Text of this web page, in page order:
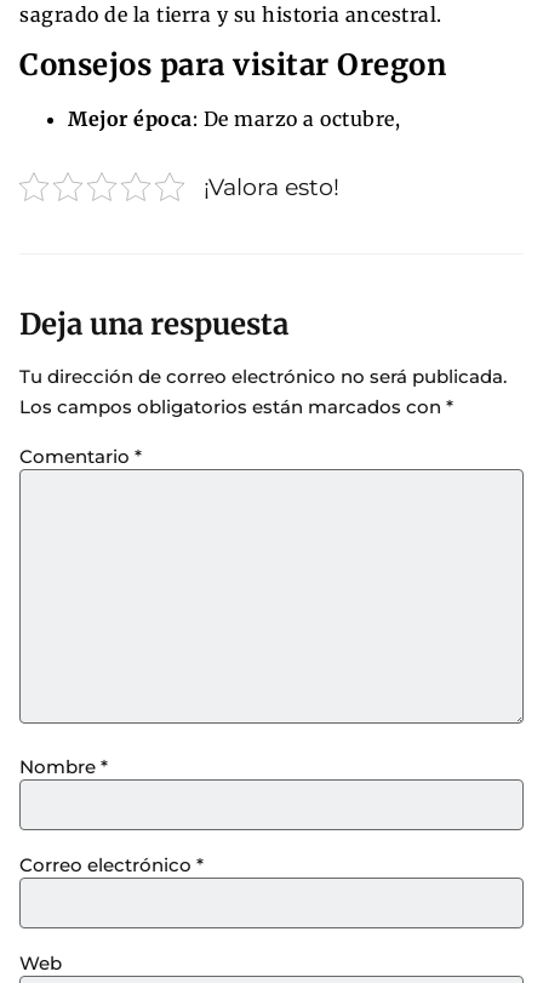
sagrado de la tierra y su historia ancestral.
Consejos para visitar Oregon
Mejor época: De marzo a octubre,
¡Valora esto!
Deja una respuesta
Tu dirección de correo electrónico no será publicada.
Los campos obligatorios están marcados con *
Comentario *
Nombre *
Correo electrónico *
Web